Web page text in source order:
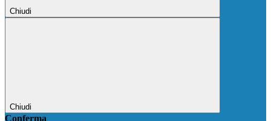
Chiudi
Chiudi
Conferma